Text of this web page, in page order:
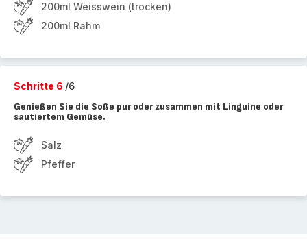
200ml Weisswein (trocken)
200ml Rahm
Schritte 6 /6
Genießen Sie die Soße pur oder zusammen mit Linguine oder
sautiertem Gemüse.
Salz
Pfeffer